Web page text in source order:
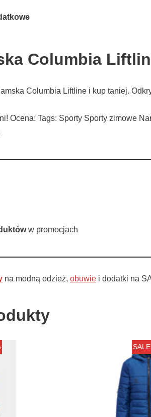
Columbia
Columbia Liftline i kup taniej.
Ocena: Tags: Sporty Sporty zimowe
w promocjach
na modną odzież, obuwie i dodatki na